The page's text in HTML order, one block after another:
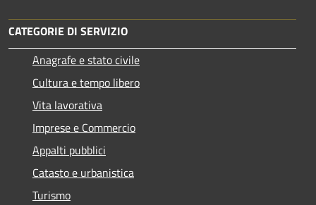
CATEGORIE DI SERVIZIO
Anagrafe e stato civile
Cultura e tempo libero
Vita lavorativa
Imprese e Commercio
Appalti pubblici
Catasto e urbanistica
Turismo